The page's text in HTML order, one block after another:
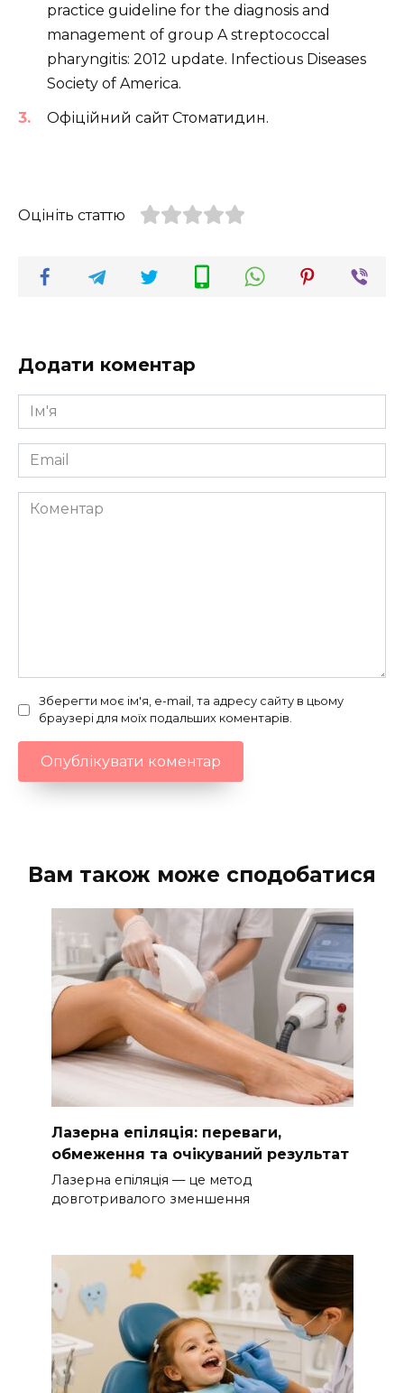
practice guideline for the diagnosis and
management of group A streptococcal
pharyngitis: 2012 update. Infectious Diseases
Society of America.
Офіційний сайт Стоматидин.
Оцініть статтю
Додати коментар
Ім'я
*
Email
*
Коментар
Зберегти моє ім'я, e-mail, та адресу сайту в цьому
браузері для моїх подальших коментарів.
Вам також може сподобатися
Лазерна епіляція: переваги,
обмеження та очікуваний результат
Лазерна епіляція — це метод
довготривалого зменшення